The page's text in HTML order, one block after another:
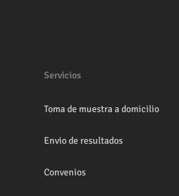
Servicios
Toma de muestra a domicilio
Envio de resultados
Convenios